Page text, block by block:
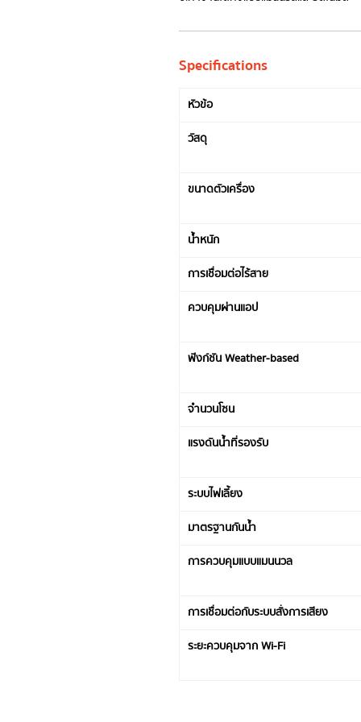
Specifications
หัวข้อ
วัสดุ
ขนาดตัวเครื่อง
น้ำหนัก
การเชื่อมต่อไร้สาย
ควบคุมผ่านแอป
ฟังก์ชัน Weather-based
จำนวนโซน
แรงดันน้ำที่รองรับ
ระบบไฟเลี้ยง
มาตรฐานกันน้ำ
การควบคุมแบบแมนนวล
การเชื่อมต่อกับระบบสั่งการเสียง
ระยะควบคุมจาก Wi-Fi